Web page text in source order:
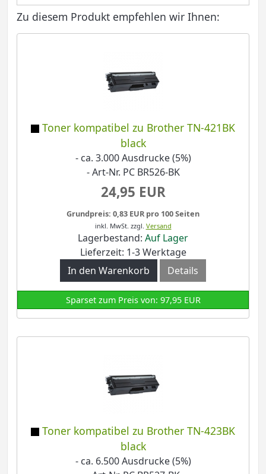
Zu diesem Produkt empfehlen wir Ihnen:
Toner kompatibel zu Brother TN-421BK
black
- ca. 3.000 Ausdrucke (5%)
- Art-Nr. PC BR526-BK
24,95 EUR
Grundpreis: 0,83 EUR pro 100 Seiten
inkl. MwSt. zzgl. Versand
Lagerbestand: Auf Lager
Lieferzeit: 1-3 Werktage
In den Warenkorb
Details
Sparset zum Preis von: 97,95 EUR
Toner kompatibel zu Brother TN-423BK
black
- ca. 6.500 Ausdrucke (5%)